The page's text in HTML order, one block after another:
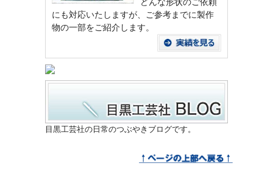
どんな形状のご依頼
にも対応いたしますが、ご参考までに製作
物の一部をご紹介します。
目黒工芸社の日常のつぶやきブログです。